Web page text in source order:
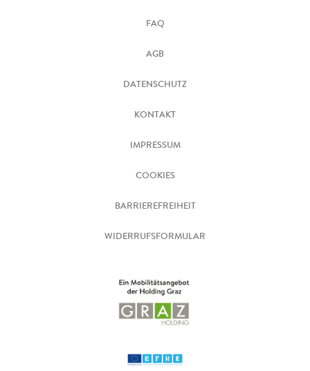
FAQ
AGB
DATENSCHUTZ
KONTAKT
IMPRESSUM
COOKIES
BARRIEREFREIHEIT
WIDERRUFSFORMULAR